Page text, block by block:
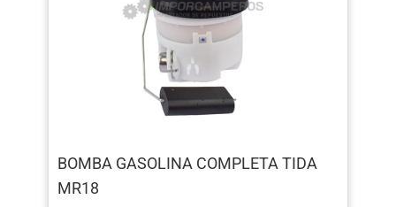
BOMBA GASOLINA COMPLETA TIDA
MR18